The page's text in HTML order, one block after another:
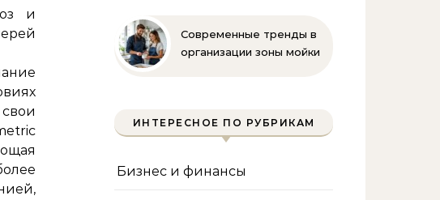
и
Современные тренды в
организации зоны мойки
ИНТЕРЕСНОЕ ПО РУБРИКАМ
Бизнес и финансы